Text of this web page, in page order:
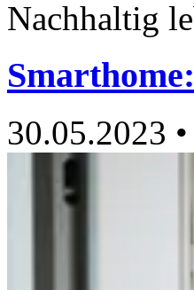
Nachhaltig
30.05.2023 •